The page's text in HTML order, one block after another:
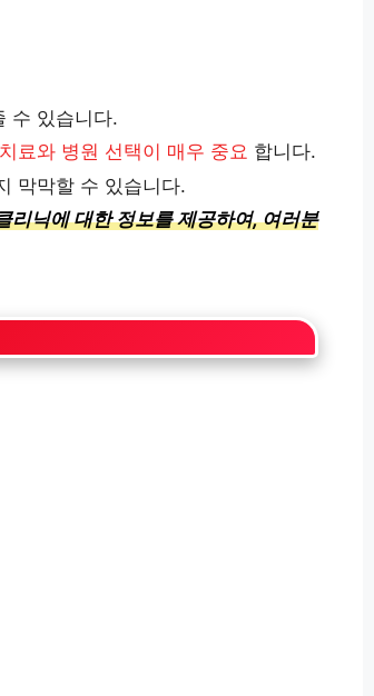
수 있습니다.
료와 병원 선택이 매우 중요 합니다.
막막할 수 있습니다.
리닉에 대한 정보를 제공하여, 여러분